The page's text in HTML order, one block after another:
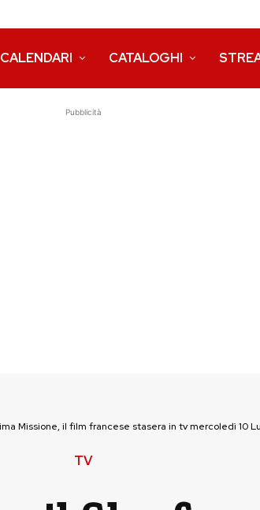
CALENDARI CATALOGHI
Pubblicità
Missione, il film francese stasera in tv mercoledì 10
TV